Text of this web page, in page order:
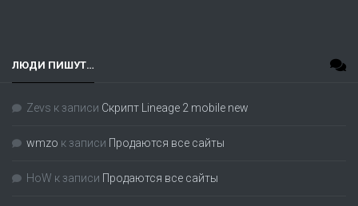
ЛЮДИ ПИШУТ…
Zevs к записи Скрипт Lineage 2 mobile new
wmzo к записи Продаются все сайты
HoW к записи Продаются все сайты